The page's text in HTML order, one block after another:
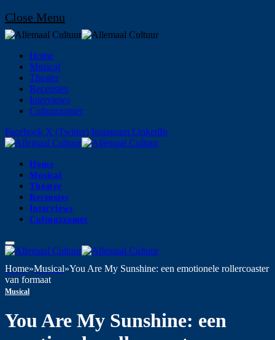
Close Menu
Home
Musical
Theater
Recensies
Interviews
Cultuurzomer
Facebook X (Twitter) Instagram LinkedIn
Home
Musical
Theater
Recensies
Interviews
Cultuurzomer
Home»Musical»You Are My Sunshine: een emotionele rollercoaster
van formaat
Musical
You Are My Sunshine: een